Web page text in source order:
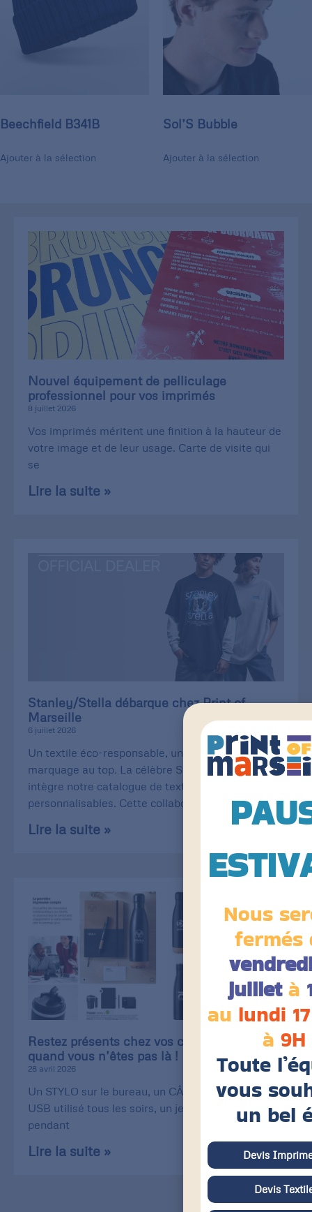
Beechfield B341B
Ajouter à la sélection
Sol’S Bubble
Ajouter à la sélection
Nouvel équipement de pelliculage
professionnel pour vos imprimés
8 juillet 2026
Vos imprimés méritent une finition à la hauteur de
votre image et de leur usage. Carte de visite qui
se
Lire la suite »
Stanley/Stella débarque chez Print of
Marseille
6 juillet 2026
Un textile éco-responsable, une qualité de
marquage au top. La célèbre Stanley/Stella
intègre notre catalogue de textiles
personnalisables. Cette collaboration
Lire la suite »
Restez présents chez vos clients, même
quand vous n’êtes pas là !
28 avril 2026
Un STYLO sur le bureau, un CÂBLE de recharge
USB utilisé tous les soirs, un jeu de CARTE utilisé
pendant
Lire la suite »
Nous
fermés
juilletà
au lundi
à 9H
Toute
vous
un bel
Devis
Devis